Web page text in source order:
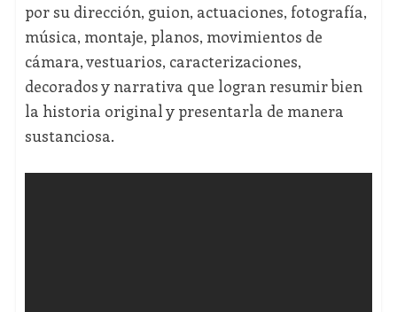
por su dirección, guion, actuaciones, fotografía,
música, montaje, planos, movimientos de
cámara, vestuarios, caracterizaciones,
decorados y narrativa que logran resumir bien
la historia original y presentarla de manera
sustanciosa.